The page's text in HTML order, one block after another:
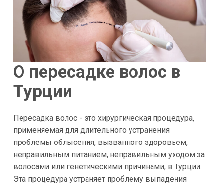
О пересадке волос в
Турции
Пересадка волос - это хирургическая процедура,
применяемая для длительного устранения
проблемы облысения, вызванного здоровьем,
неправильным питанием, неправильным уходом за
волосами или генетическими причинами, в Турции.
Эта процедура устраняет проблему выпадения